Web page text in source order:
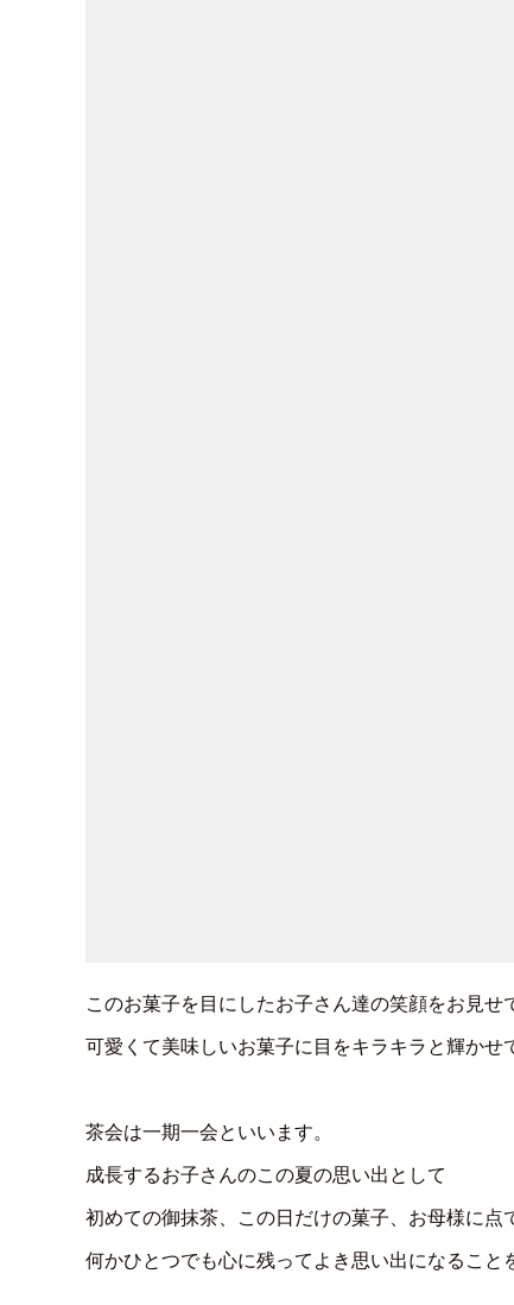
このお菓子を目にしたお子さん達の笑顔をお見せ
可愛くて美味しいお菓子に目をキラキラと輝かせ
茶会は一期一会といいます。
成長するお子さんのこの夏の思い出として
初めての御抹茶、この日だけの菓子、お母様に点
何かひとつでも心に残ってよき思い出になること